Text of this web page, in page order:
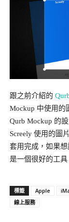
跟之前介紹的
Mockup 中使用的
Qurb Mockup 的
Screely 使用的圖
套用完成，如果
是一個很好的工具
標籤 Apple
線上服務